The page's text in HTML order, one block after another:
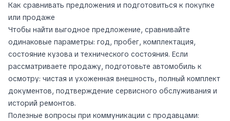
Как сравнивать предложения и подготовиться к покупке
или продаже
Чтобы найти выгодное предложение, сравнивайте
одинаковые параметры: год, пробег, комплектация,
состояние кузова и технического состояния. Если
рассматриваете продажу, подготовьте автомобиль к
осмотру: чистая и ухоженная внешность, полный комплект
документов, подтверждение сервисного обслуживания и
историй ремонтов.
Полезные вопросы при коммуникации с продавцами: